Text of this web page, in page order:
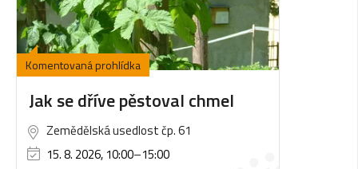
Komentovaná prohlídka
Jak se dříve pěstoval chmel
Zemědělská usedlost čp. 61
15. 8. 2026, 10:00–15:00